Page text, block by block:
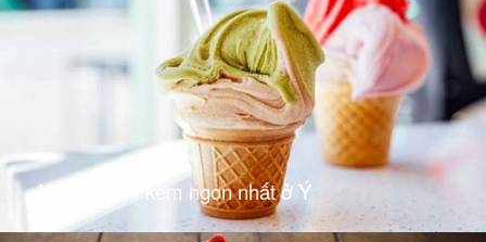
Những tiệm kem ngon nhất ở Ý